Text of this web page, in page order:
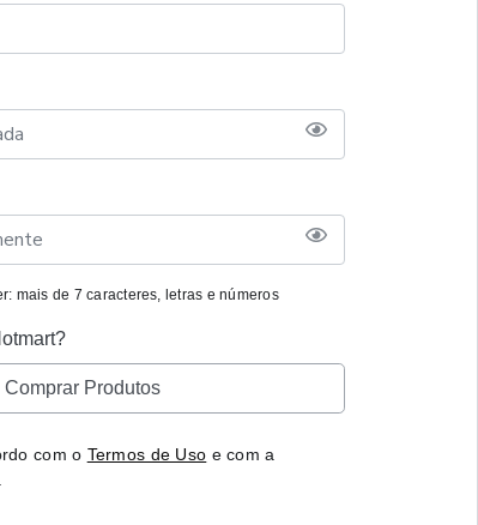
mais de 7 caracteres, letras e números
Comprar Produtos
com o Termos de Uso e com a